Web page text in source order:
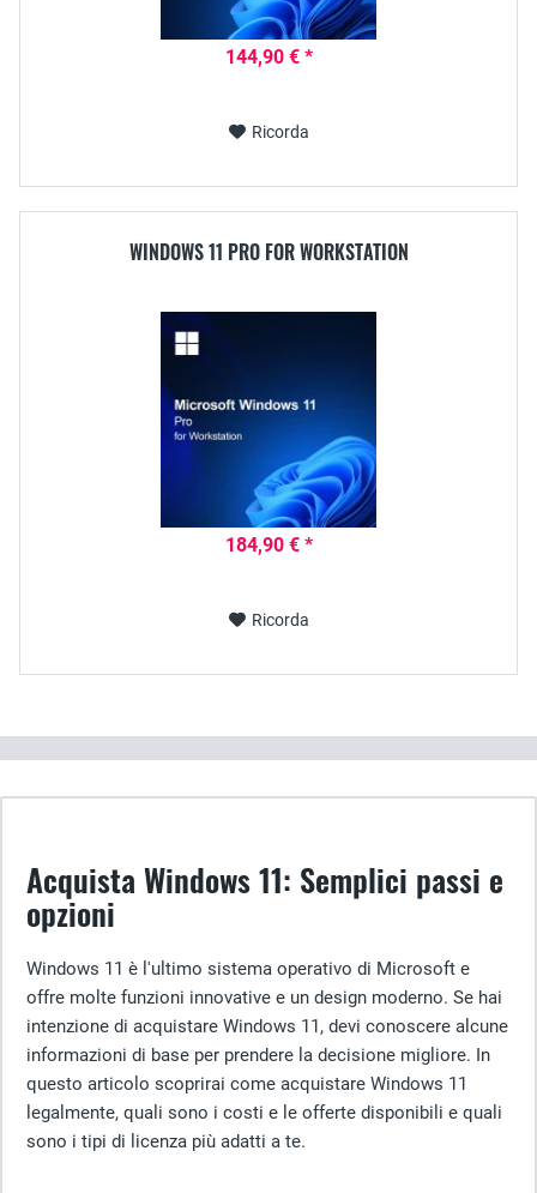
144,90 € *
Ricorda
WINDOWS 11 PRO FOR WORKSTATION
184,90 € *
Ricorda
Acquista Windows 11: Semplici passi e
opzioni
Windows 11 è l'ultimo sistema operativo di Microsoft e
offre molte funzioni innovative e un design moderno. Se hai
intenzione di acquistare Windows 11, devi conoscere alcune
informazioni di base per prendere la decisione migliore. In
questo articolo scoprirai come acquistare Windows 11
legalmente, quali sono i costi e le offerte disponibili e quali
sono i tipi di licenza più adatti a te.